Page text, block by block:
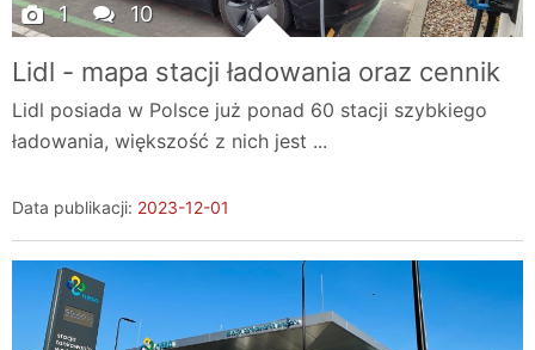
1 10
Lidl - mapa stacji ładowania oraz cennik
Lidl posiada w Polsce już ponad 60 stacji szybkiego
ładowania, większość z nich jest ...
Data publikacji: 2023-12-01